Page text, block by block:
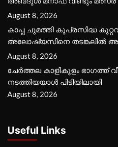
August 8, 2026
കാപ്പ ചുമത്തി കുപ്രസിദ്ധ
അലോഷ്യസിനെ തടങ്കലിൽ
August 8, 2026
ചേർത്തല കാളികുളം ഭാഗത്ത്
നടത്തിയയാൾ പിടിയിലായി
August 8, 2026
Useful Links